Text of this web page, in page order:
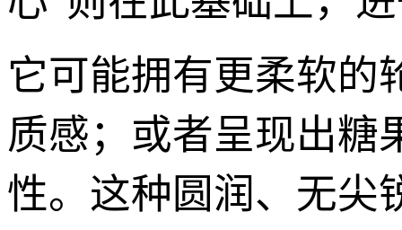
它可能拥有更柔软的
质感；或者呈现出糖
性。这种圆润、无尖